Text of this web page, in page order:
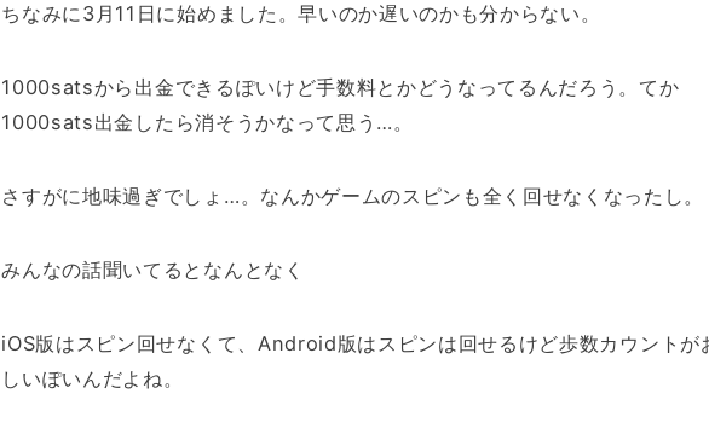
ちなみに3月11日に始めました。早いのか遅いのかも分からない。
1000satsから出金できるぽいけど手数料とかどうなってるんだろう。てか
1000sats出金したら消そうかなって思う…。
さすがに地味過ぎでしょ…。なんかゲームのスピンも全く回せなくなったし。
みんなの話聞いてるとなんとなく
iOS版はスピン回せなくて、Android版はスピンは回せるけど歩数カウントが
しいぽいんだよね。